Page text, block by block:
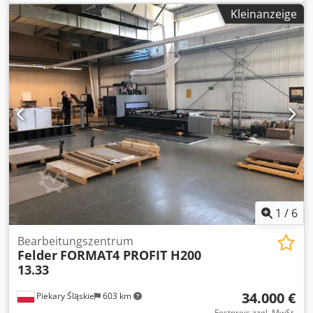
Werkstückauflagetisch mit Rollen Sicherheitskabine
Einsatzbereiche Möbelbau Korpusfertigung
Dübelbearbeitung Bohrbilder Reihenlochbohrungen
Beschlagbohrungen Innenausbau Schreinerei Tischlerei
Die Maschine kann nach Terminvereinbarung unter Strom
besichtigt und getestet werden. Codjzrwmiepfx Ad Soha
Transport gegen Aufpreis möglich! Die Maschine wird vor
dem Verkauf überprüft. Technische Daten und
Ausstattungen können abweichen. Irrtümer,
Zwischenverkauf und Änderungen vorbehalten. Alle
Angaben ohne Gewähr.
maximale Durchlassstärke Dickenhobel: 250 mm
Höhenverstellung Dickentisch: elektrisch Anzeige der
Hobelstärke: Digitalanzeige Vorschubgeschwindigkeit: 4 -
16 m/min stufenlos Einzugswalze: Stahl Auszugswalze:
Stahl Druckbalken: Gliederdruckbalken Motorleistung: 7
kW Motorbremse: ja, automatisch Absauganschluss:
150mm Maschinenlänge: 2200 mm Maschinenbreite: 1050
mm Chjdpfx Adjzq Db Rs Ssa Gewicht: 900kg
Kleinanzeige
1 / 6
Piekary Śląskie 603 km
Bearbeitungszentrum
Felder FORMAT4 PROFIT H200
13.33
34.000 €